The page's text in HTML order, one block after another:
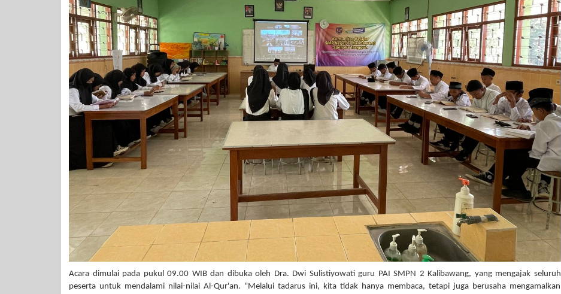
Acara dimulai pada pukul 09.00 WIB dan dibuka oleh Dra. Dwi Sulistiyowati guru PAI SMPN 2 Kalibawang, yang mengajak seluruh
peserta untuk mendalami nilai-nilai Al-Qur'an. "Melalui tadarus ini, kita tidak hanya membaca, tetapi juga berusaha mengamalkan